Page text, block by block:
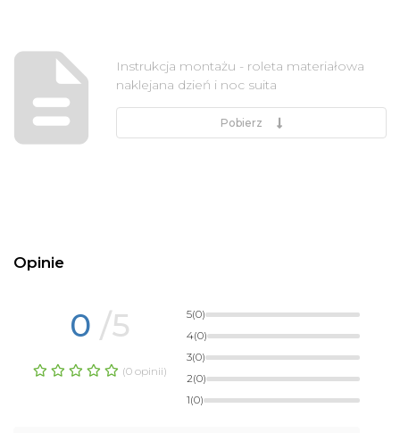
Instrukcja montażu - roleta materiałowa
naklejana dzień i noc suita
Pobierz
Opinie
0 /5
(0 opinii)
5(0)
4(0)
3(0)
2(0)
1(0)